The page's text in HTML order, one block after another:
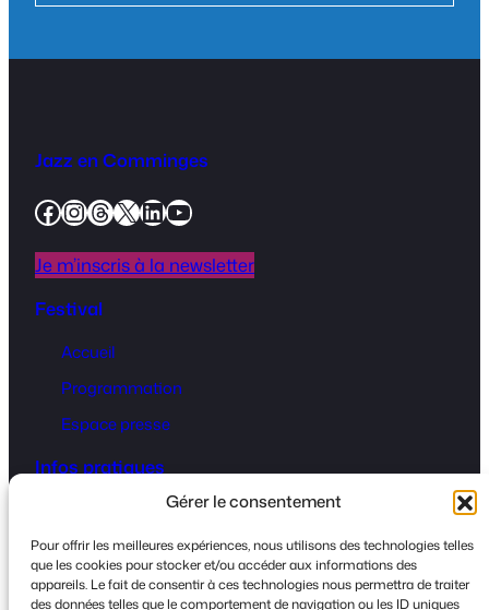
Gérer le consentement
Pour offrir les meilleures expériences, nous utilisons des technologies telles
que les cookies pour stocker et/ou accéder aux informations des
appareils. Le fait de consentir à ces technologies nous permettra de traiter
des données telles que le comportement de navigation ou les ID uniques
Jazz en Comminges
Facebook InstagramThreads X LinkedIn YouTube
Je m’inscris à la newsletter
Festival
Accueil
Programmation
Espace presse
Infos pratiques
Infos pratiques
Contact